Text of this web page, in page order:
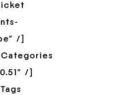
/]
/]